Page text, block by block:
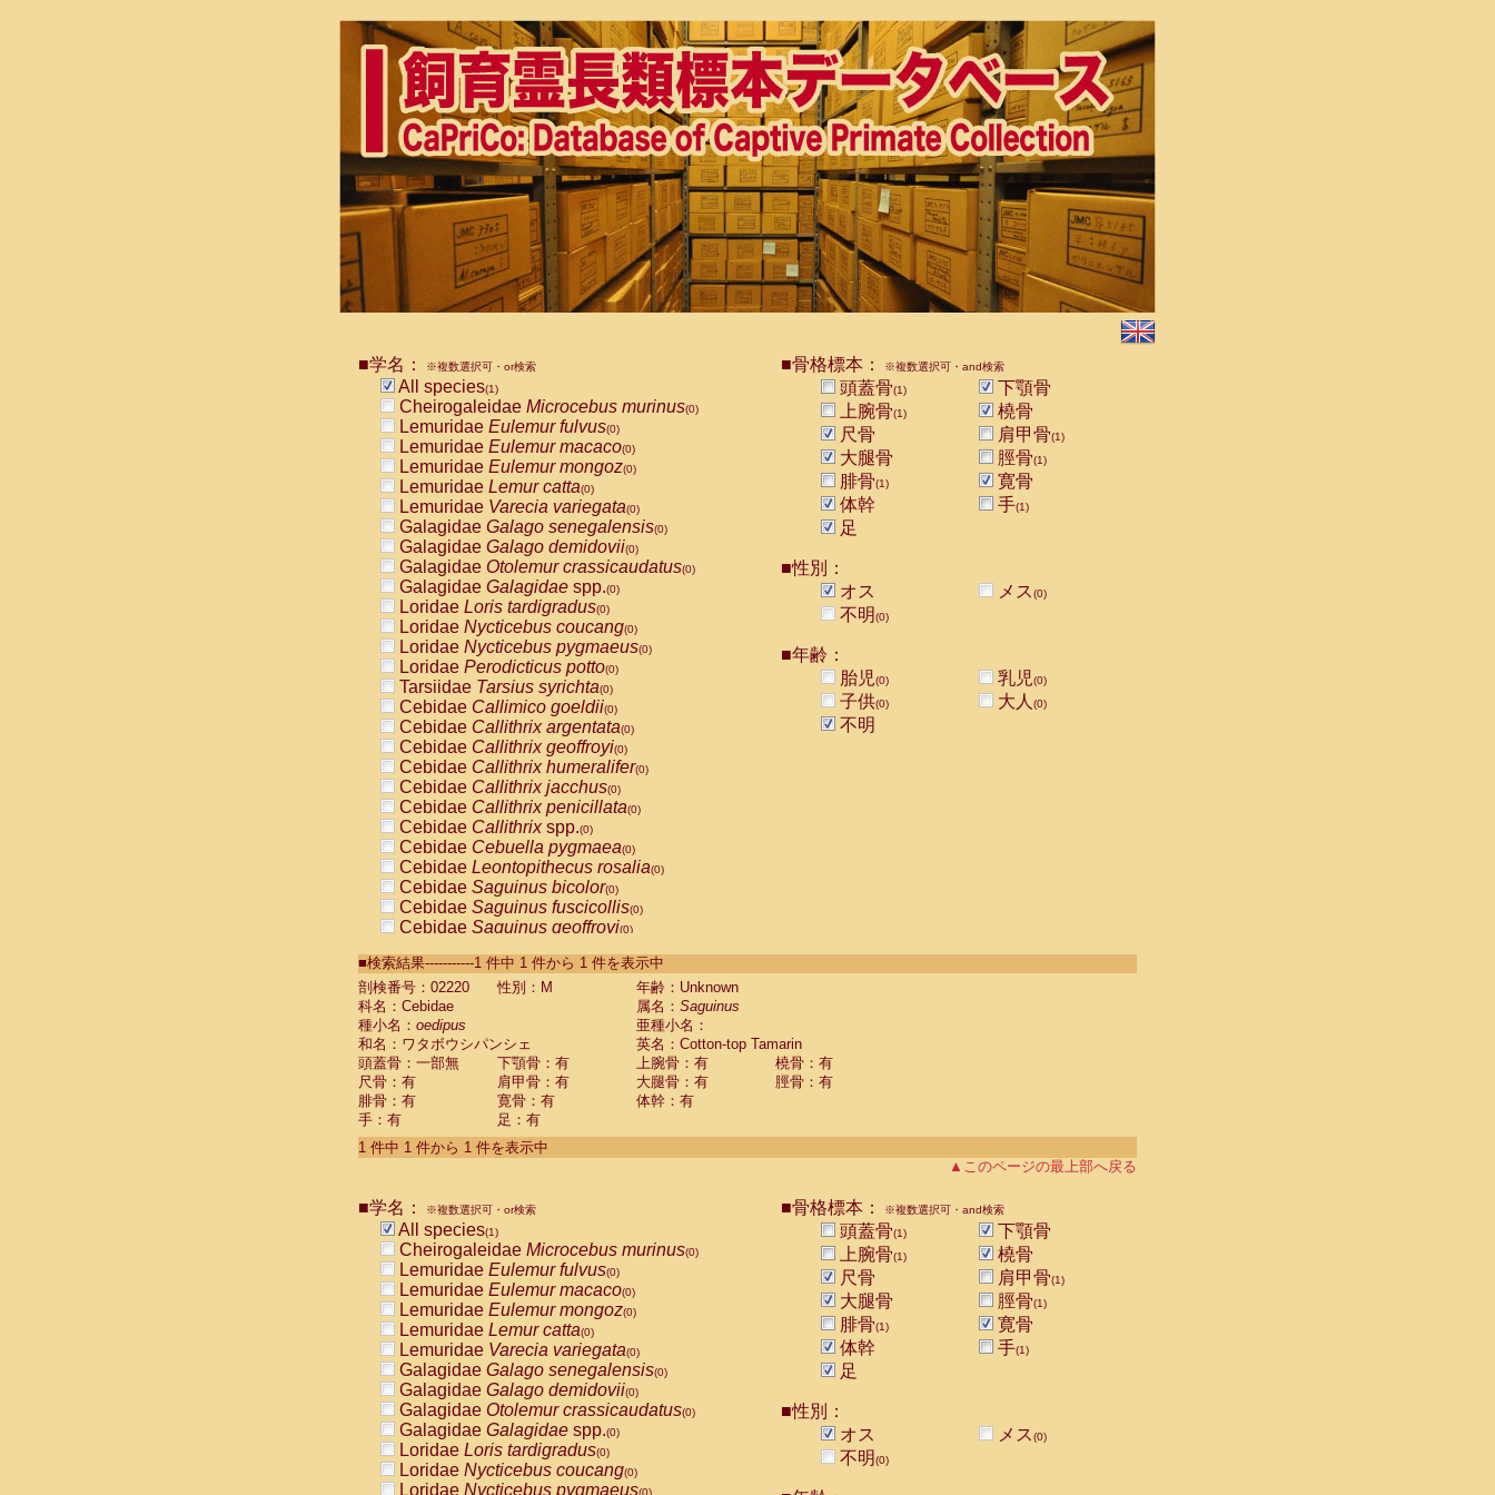
■学名： ※複数選択可・or検索
All species(1)
Cheirogaleidae Microcebus murinus(0)
Lemuridae Eulemur fulvus(0)
Lemuridae Eulemur macaco(0)
Lemuridae Eulemur mongoz(0)
Lemuridae Lemur catta(0)
Lemuridae Varecia variegata(0)
Galagidae Galago senegalensis(0)
Galagidae Galago demidovii(0)
Galagidae Otolemur crassicaudatus(0)
Galagidae Galagidae spp.(0)
Loridae Loris tardigradus(0)
Loridae Nycticebus coucang(0)
Loridae Nycticebus pygmaeus(0)
Loridae Perodicticus potto(0)
Tarsiidae Tarsius syrichta(0)
Cebidae Callimico goeldii(0)
Cebidae Callithrix argentata(0)
Cebidae Callithrix geoffroyi(0)
Cebidae Callithrix humeralifer(0)
Cebidae Callithrix jacchus(0)
Cebidae Callithrix penicillata(0)
Cebidae Callithrixspp.(0)
Cebidae Cebuella pygmaea(0)
Cebidae Leontopithecus rosalia(0)
Cebidae Saguinus bicolor(0)
Cebidae Saguinus fuscicollis(0)
Cebidae Saguinus geoffroyi(0)
CebidaeSaguinus labiatus(0)
Cebidae Saguinus leucopus (0)
Cebidae
Cebidae
CebidaeSaguinus nigricollis (0)
Cebidae Saguinus oedipus
Cebidae Saguinus weddelli
Cebidae Saguinusspp.
Cebidae Aotus trivirgatus
Cebidae Cebus albifrons
CebidaeCebus nigrivittatus
CebidaeCebus
CebidaeSaimiri boliviensis(0)
CebidaeSaimiri sciureus(0)
AtelidaeAlouatta caraya(0)
AtelidaeAlouatta fusca(0)
AtelidaeAlouatta seniculus
AtelidaeAlouattaspp.(0)
AtelidaeAteles belzebuth(0)
AtelidaeAteles geoffroyi(0)
AtelidaeAteles paniscus(0)
AtelidaeAtelesspp.(0)
Atelidae Lagothrix lagothricha
AtelidaeLagothrix lagothricha cana
PitheciidaeCacajao calvus rubicundus
■骨格標本： ※複数選択可・and検索
頭蓋骨(1)
下顎骨
上腕骨(1)
橈骨
尺骨
肩甲骨(1)
大腿骨 脛骨(1)
腓骨(1)
寛骨
体幹
手(1)
足
■性別：
オス
メス(0)
不明(0)
■年齢：
胎児(0) 乳児(0)
子供(0) 大人 (0)
不明
■検索結果-----------1 件中 1 件から 1 件を表示中
剖検番号：02220
性別：M
年齢：Unknown
科名：Cebidae
属名： Saguinus
種小名： oedipus
亜種小名：
和名：ワタボウシパンシェ
英名：Cotton-top Tamarin
頭蓋骨：一部無
下顎骨：有 上腕骨：有
橈骨：有
尺骨：有
肩甲骨：有 大腿骨：有
脛骨：有
腓骨：有
寛骨：有
体幹：有
手：有
足：有
1 件中 1 件から 1 件を表示中
▲このページの最上部へ戻る
■学名： ※複数選択可・or検索
All species(1)
Cheirogaleidae Microcebus murinus(0)
Lemuridae Eulemur fulvus(0)
Lemuridae Eulemur macaco(0)
Lemuridae Eulemur mongoz(0)
Lemuridae Lemur catta(0)
Lemuridae Varecia variegata(0)
Galagidae Galago senegalensis(0)
Galagidae Galago demidovii(0)
Galagidae Otolemur crassicaudatus(0)
Galagidae Galagidae spp.(0)
Loridae Loris tardigradus(0)
Loridae Nycticebus coucang(0)
Loridae Nycticebus pygmaeus(0)
■骨格標本： ※複数選択可・and検索
頭蓋骨(1)
下顎骨
上腕骨(1)
橈骨
尺骨
肩甲骨(1)
大腿骨 脛骨(1)
腓骨(1)
寛骨
体幹
手(1)
足
■性別：
オス
メス(0)
不明(0)